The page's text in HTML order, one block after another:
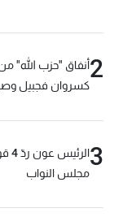
2أنفاق "حزب الله" من
كسروان فجبيل
3
مجلس النواب